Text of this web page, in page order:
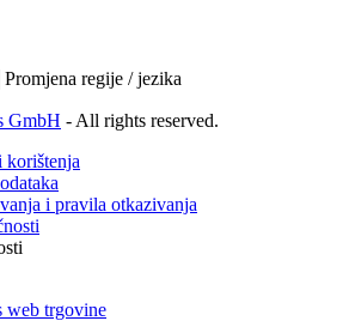
Promjena regije / jezika
GmbH - All rights reserved.
korištenja
i pravila otkazivanja
web trgovine